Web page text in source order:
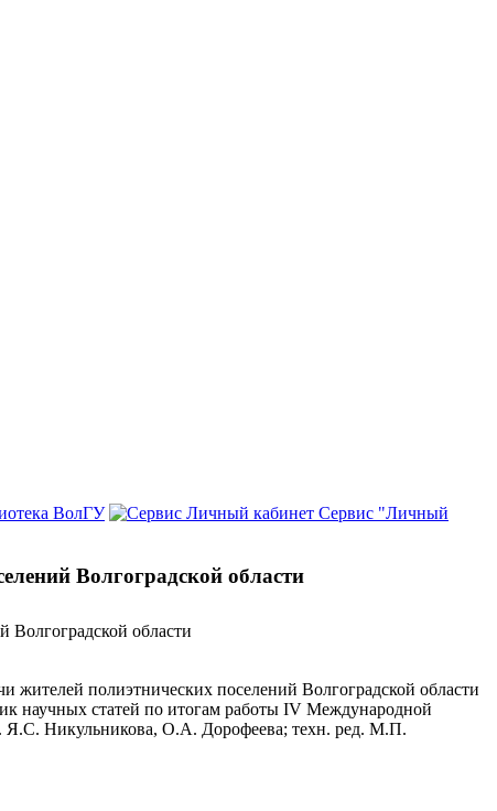
ВолГУ
Сервис "Личный
Волгоградской области
Волгоградской области
полиэтнических поселений Волгоградской области
научных статей по итогам работы IV Международной
Я.С. Никульникова, О.А. Дорофеева; техн. ред. М.П.